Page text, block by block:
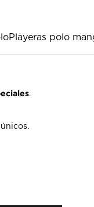
Playeras polo
.